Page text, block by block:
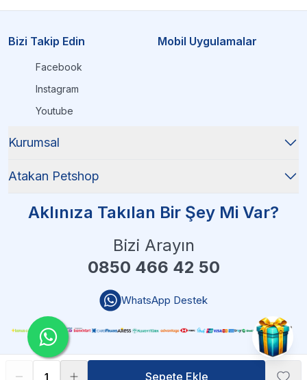
Sepete Ekle
Sepete Ekle
Bizi Takip Edin
Facebook
Instagram
Youtube
Mobil Uygulamalar
Kurumsal
Atakan Petshop
Aklınıza Takılan Bir Şey Mi Var?
Bizi Arayın
0850 466 42 50
WhatsApp Destek